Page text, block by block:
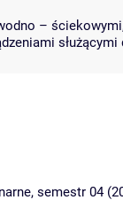
–
semestr 04